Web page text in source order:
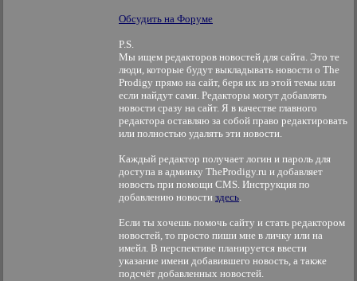
Обсудить на Форуме
P.S.
Мы ищем редакторов новостей для сайта. Это те
люди, которые будут выкладывать новости о The
Prodigy прямо на сайт, беря их из этой темы или
если найдут сами. Редакторы могут добавлять
новости сразу на сайт. Я в качестве главного
редактора оставляю за собой право редактировать
или полностью удалять эти новости.
Каждый редактор получает логин и пароль для
доступа в админку TheProdigy.ru и добавляет
новость при помощи CMS. Инструкция по
добавлению новости здесь.
Если ты хочешь помочь сайту и стать редактором
новостей, то просто пиши мне в личку или на
имейл. В перспективе планируется ввести
указание имени добавившего новость, а также
подсчёт добавленных новостей.